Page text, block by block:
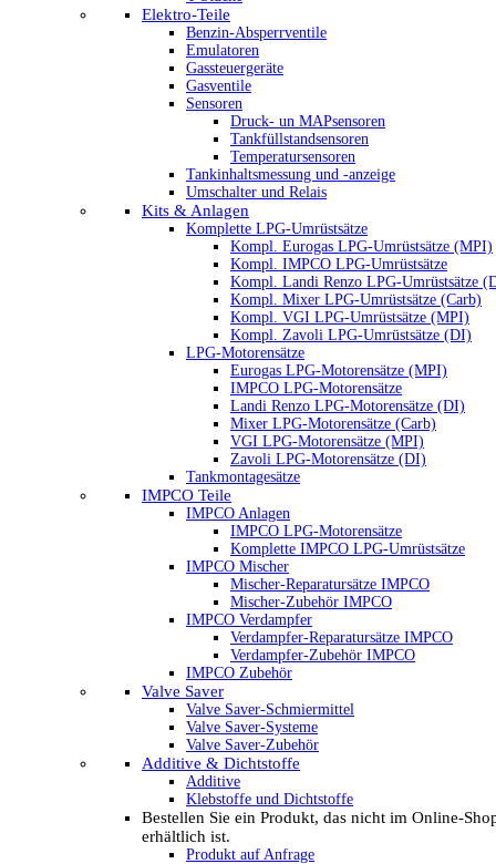
Elektro-Teile
Benzin-Absperrventile
Emulatoren
Gassteuergeräte
Gasventile
Sensoren
Druck- un MAPsensoren
Tankfüllstandsensoren
Temperatursensoren
Tankinhaltsmessung und -anzeige
Umschalter und Relais
Kits & Anlagen
Komplette LPG-Umrüstsätze
Kompl. Eurogas LPG-Umrüstsätze (MPI)
Kompl. IMPCO LPG-Umrüstsätze
Kompl. Landi Renzo LPG-Umrüstsätze
Kompl. Mixer LPG-Umrüstsätze (Carb)
Kompl. VGI LPG-Umrüstsätze (MPI)
Kompl. Zavoli LPG-Umrüstsätze (DI)
LPG-Motorensätze
Eurogas LPG-Motorensätze (MPI)
IMPCO LPG-Motorensätze
Landi Renzo LPG-Motorensätze (DI)
Mixer LPG-Motorensätze (Carb)
VGI LPG-Motorensätze (MPI)
Zavoli LPG-Motorensätze (DI)
Tankmontagesätze
IMPCO Teile
IMPCO Anlagen
IMPCO LPG-Motorensätze
Komplette IMPCO LPG-Umrüstsätze
IMPCO Mischer
Mischer-Reparatursätze IMPCO
Mischer-Zubehör IMPCO
IMPCO Verdampfer
Verdampfer-Reparatursätze IMPCO
Verdampfer-Zubehör IMPCO
IMPCO Zubehör
Valve Saver
Valve Saver-Schmiermittel
Valve Saver-Systeme
Valve Saver-Zubehör
Additive & Dichtstoffe
Additive
Klebstoffe und Dichtstoffe
Bestellen Sie ein Produkt, das nicht im Online-
erhältlich ist.
Produkt auf Anfrage